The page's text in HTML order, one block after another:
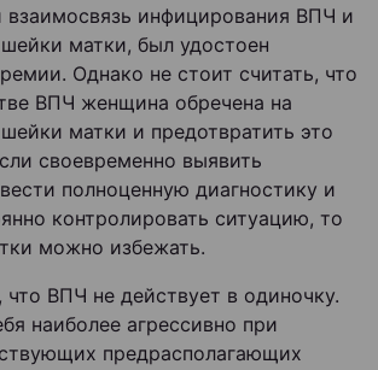
инфицирования ВПЧ и
матки, был удостоен
Однако не стоит считать, что
ВПЧ женщина обречена на
матки и предотвратить это
своевременно выявить
полноценную диагностику и
контролировать ситуацию, то
можно избежать.
что ВПЧ не действует в одиночку.
наиболее агрессивно при
предрасполагающих